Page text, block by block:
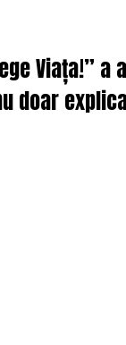
Viața!”
doar